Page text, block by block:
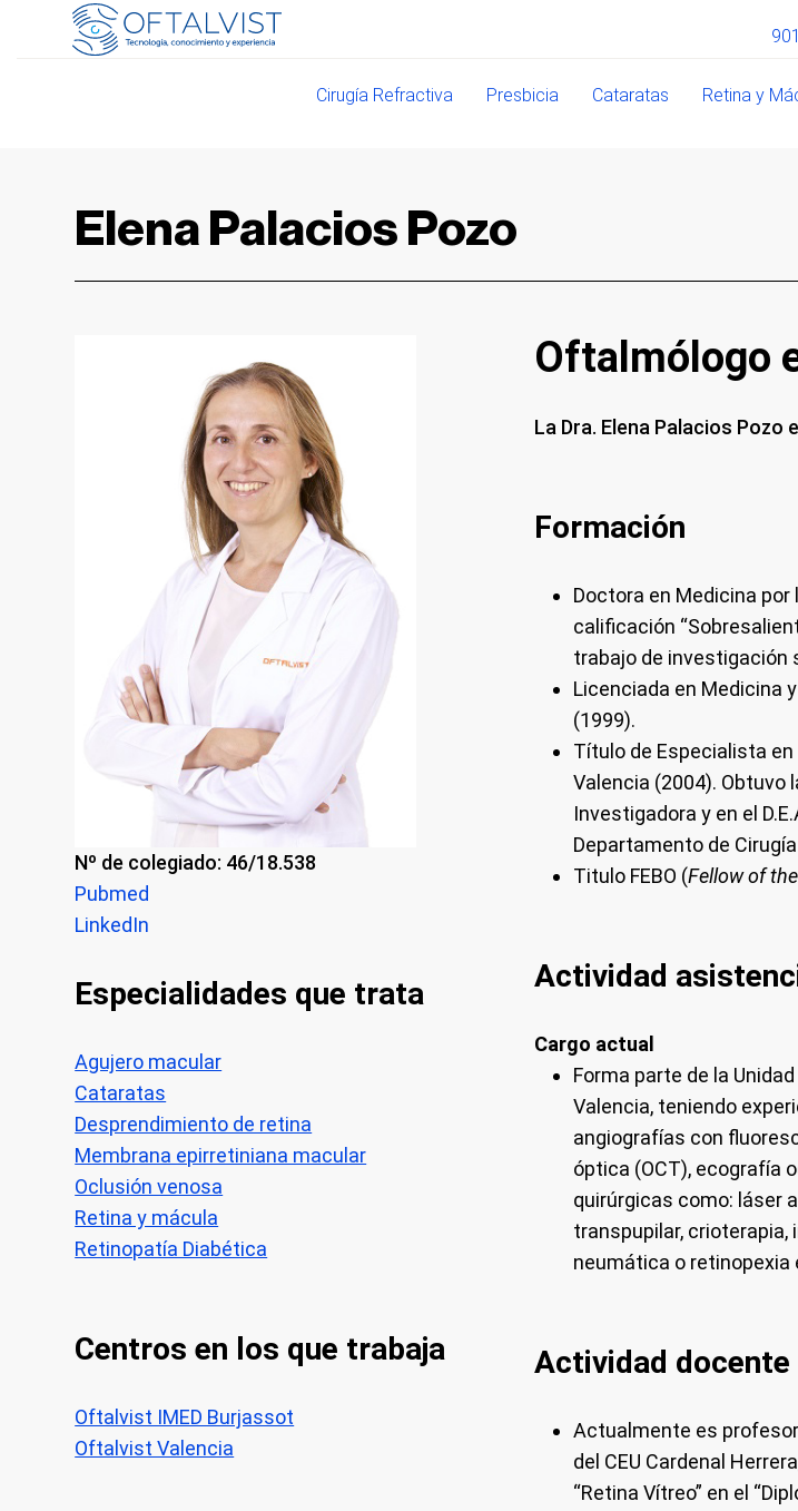
Cirugía Refractiva Presbicia Cataratas Retina y
Elena Palacios Pozo
Nº de colegiado: 46/18.538
Pubmed
LinkedIn
Especialidades que trata
Agujero macular
Cataratas
Desprendimiento de retina
Membrana epirretiniana macular
Oclusión venosa
Retina y mácula
Retinopatía Diabética
Centros en los que trabaja
Oftalvist IMED Burjassot
Oftalvist Valencia
Oftalmólogo
La Dra. Elena Palacios
Formación
Doctora en Medicina por
calificación
trabajo de investigación
Licenciada en Medicina
(1999).
Título de Especialista
Valencia (2004). Obtuvo
Investigadora y en el
Departamento de
Titulo FEBO (Fellow of
Actividad
Cargo actual
Forma parte de la
Valencia, teniendo
angiografías con
óptica (OCT), ecografía
quirúrgicas como: láser
transpupilar,
neumática o retinopexia
Actividad docente
Actualmente es
del CEU Cardenal
“Retina Vítreo” en el